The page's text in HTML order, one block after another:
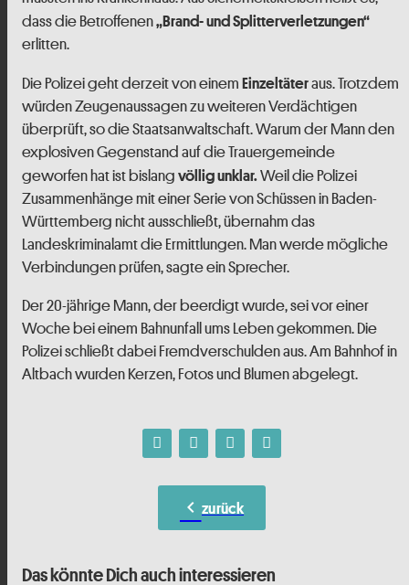
dass die Betroffenen„Brand- und Splitterverletzungen“
erlitten.
Die Polizei geht derzeit von einem Einzeltäteraus. Trotzdem
würden Zeugenaussagen zu weiteren Verdächtigen
überprüft, so die Staatsanwaltschaft. Warum der Mann den
explosiven Gegenstand auf die Trauergemeinde
geworfen hat ist bislang völlig unklar.Weil die Polizei
Zusammenhänge mit einer Serie von Schüssen in Baden-
Württemberg nicht ausschließt, übernahm das
Landeskriminalamt die Ermittlungen. Man werde mögliche
Verbindungen prüfen, sagte ein Sprecher.
Der 20-jährige Mann, der beerdigt wurde, sei vor einer
Woche bei einem Bahnunfall ums Leben gekommen. Die
Polizei schließt dabei Fremdverschulden aus. Am Bahnhof in
Altbach wurden Kerzen, Fotos und Blumen abgelegt.
chevron_left zurück
Das könnte Dich auch interessieren